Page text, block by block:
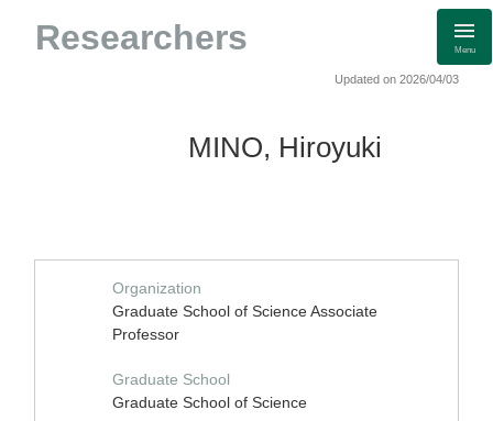
Researchers Menu
Updated on 2026/04/03
MINO, Hiroyuki
Organization
Graduate School of Science Associate
Professor
Graduate School
Graduate School of Science